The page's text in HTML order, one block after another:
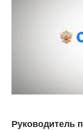
Руководитель